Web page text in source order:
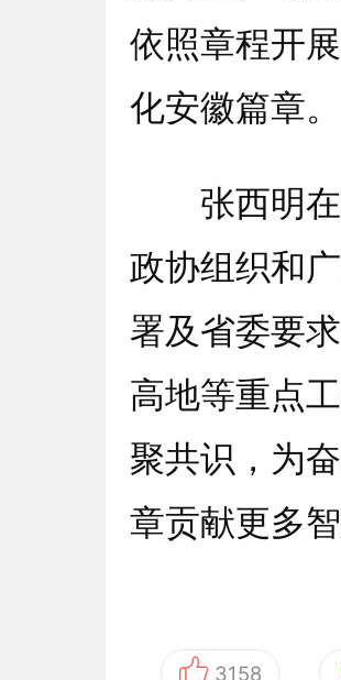
依照章程开
化安徽篇章。
张西明在
政协组织和
署及省委要
高地等重点
聚共识，为
章贡献更多智
3158